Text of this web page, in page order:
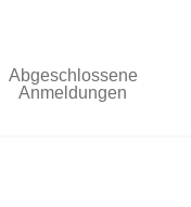
Abgeschlossene
Anmeldungen